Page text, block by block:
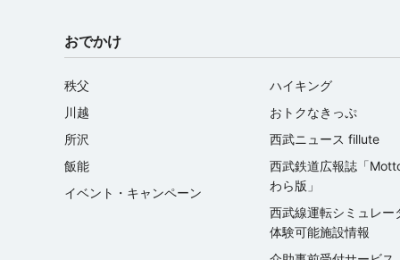
おでかけ
秩父
川越
所沢
飯能
イベント・キャンペーン
ハイキング
おトクなきっぷ
西武ニュース fillute
西武鉄道広報誌「
わら版」
西武線運転シミュレ
体験可能施設情報